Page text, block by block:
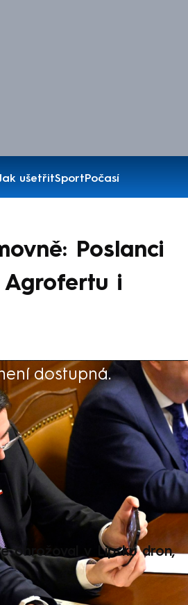
ušetřitSportPočasí
Poslanci
Agrofertu i
dostupná.
ohrožoval v Lipsku dron,